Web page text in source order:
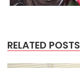
RELATED POSTS